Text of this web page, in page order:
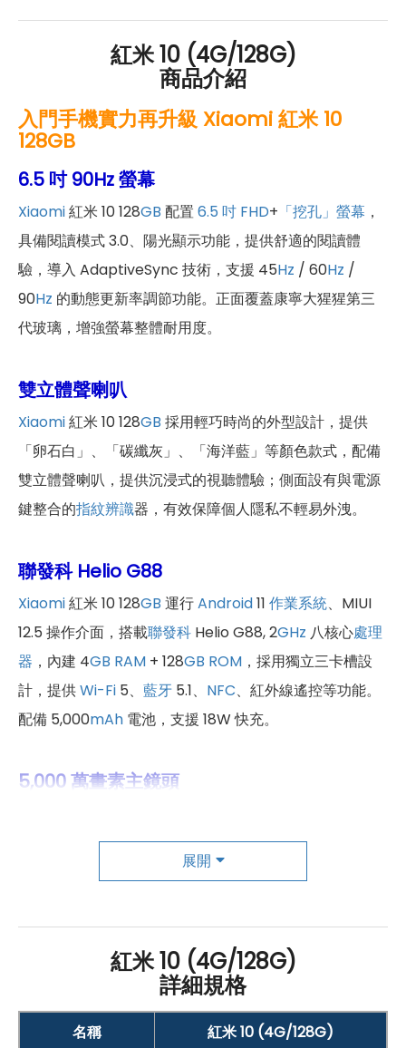
紅米 10 (4G/128G)
商品介紹
入門手機實力再升級 Xiaomi 紅米 10
128GB
6.5 吋 90Hz 螢幕
Xiaomi紅米 10 128GB 配置 6.5 吋 FHD+ 「挖孔」螢幕 ，
具備閱讀模式 3.0、陽光顯示功能，提供舒適的閱讀體
驗，導入 AdaptiveSync 技術，支援 45Hz / 60Hz /
90Hz 的動態更新率調節功能。正面覆蓋康寧大猩猩第三
代玻璃，增強螢幕整體耐用度。
雙立體聲喇叭
Xiaomi紅米 10 128GB 採用輕巧時尚的外型設計，提供
「卵石白」、「碳纖灰」、「海洋藍」等顏色款式，配備
雙立體聲喇叭，提供沉浸式的視聽體驗；側面設有與電源
鍵整合的指紋辨識器，有效保障個人隱私不輕易外洩。
聯發科 Helio G88
Xiaomi紅米 10 128GB 運行Android11 作業系統、MIUI
12.5 操作介面，搭載聯發科 Helio G88, 2GHz 八核心處理
器 ，內建 4GB RAM + 128GB ROM ，採用獨立三卡槽設
計，提供Wi-Fi 5、 藍牙 5.1、 NFC、紅外線遙控等功能。
配備 5,000mAh 電池，支援 18W 快充。
5,000 萬畫素主鏡頭
超廣角鏡頭+ 200 萬畫素微距鏡頭
，內建多組攝影濾鏡，打造電影拍攝效果。
功能。
Xiaomi 紅米 10 128GB 規格特色介紹
◎ 4G + 4G雙卡雙待
展開
紅米 10 (4G/128G)
詳細規格
名稱
紅米 10 (4G/128G)